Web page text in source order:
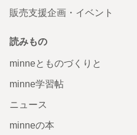
販売支援企画・イベント
読みもの
minneとものづくりと
minne学習帖
ニュース
minneの本